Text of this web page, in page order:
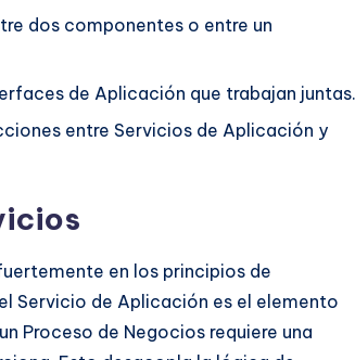
dos componentes o entre un
de Aplicación que trabajan juntas.
entre Servicios de Aplicación y
en los principios de
Servicio de Aplicación es el elemento
Proceso de Negocios requiere una